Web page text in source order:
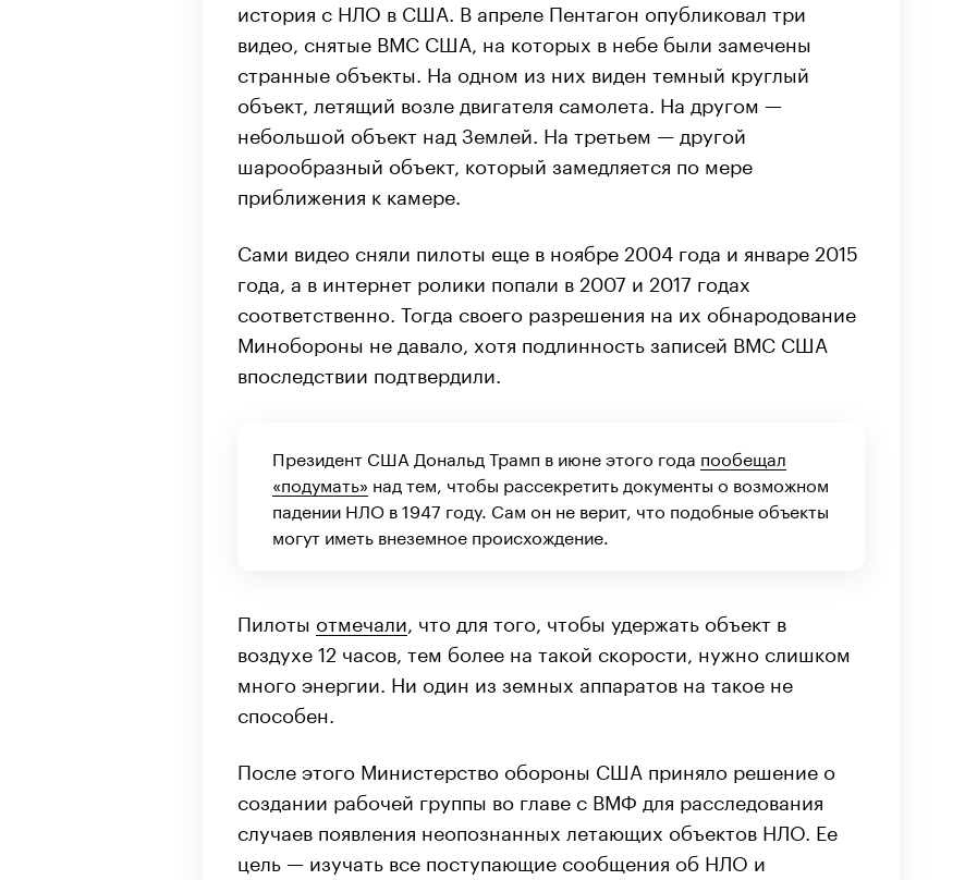
история с НЛО в США. В апреле Пентагон опубликовал три
видео, снятые ВМС США, на которых в небе были замечены
странные объекты. На одном из них виден темный круглый
объект, летящий возле двигателя самолета. На другом —
небольшой объект над Землей. На третьем — другой
шарообразный объект, который замедляется по мере
приближения к камере.
Сами видео сняли пилоты еще в ноябре 2004 года и январе 2015
года, а в интернет ролики попали в 2007 и 2017 годах
соответственно. Тогда своего разрешения на их обнародование
Минобороны не давало, хотя подлинность записей ВМС США
впоследствии подтвердили.
Президент США Дональд Трамп в июне этого года пообещал
«подумать» над тем, чтобы рассекретить документы о возможном
падении НЛО в 1947 году. Сам он не верит, что подобные объекты
могут иметь внеземное происхождение.
Пилоты отмечали , что для того, чтобы удержать объект в
воздухе 12 часов, тем более на такой скорости, нужно слишком
много энергии. Ни один из земных аппаратов на такое не
способен.
После этого Министерство обороны США приняло решение о
создании рабочей группы во главе с ВМФ для расследования
случаев появления неопознанных летающих объектов НЛО. Ее
цель — изучать все поступающие сообщения об НЛО и